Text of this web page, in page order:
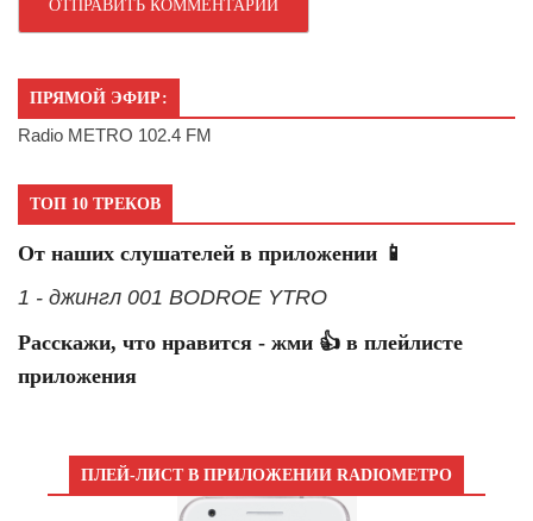
ПРЯМОЙ ЭФИР:
Radio METRO 102.4 FM
ТОП 10 ТРЕКОВ
От наших слушателей в приложении 📱
1 - джингл 001 BODROE YTRO
Расскажи, что нравится - жми 👍 в плейлисте
приложения
ПЛЕЙ-ЛИСТ В ПРИЛОЖЕНИИ RADIOМЕТРО